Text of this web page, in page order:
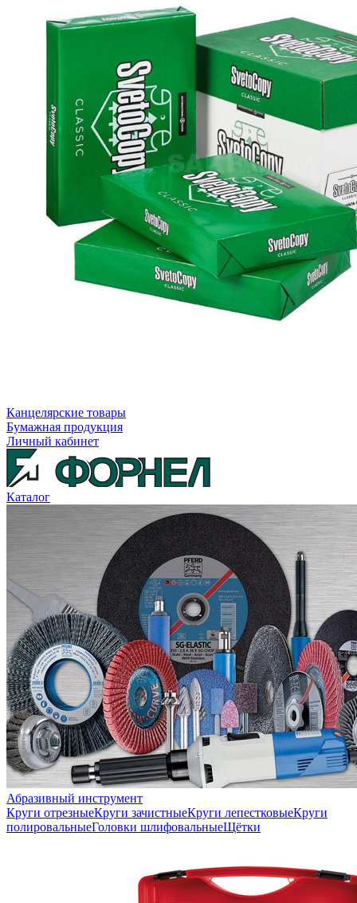
Канцелярские товары
Бумажная продукция
Личный кабинет
Каталог
Абразивный инструмент
Круги отрезныеКруги зачистныеКруги лепестковыеКруги
полировальныеГоловки шлифовальныеЩётки